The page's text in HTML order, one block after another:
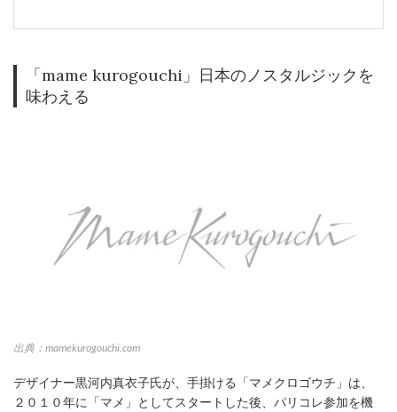
「mame kurogouchi」日本のノスタルジックを
味わえる
出典：mamekurogouchi.com
デザイナー黒河内真衣子氏が、手掛ける「マメクロゴウチ」は、
２０１０年に「マメ」としてスタートした後、パリコレ参加を機